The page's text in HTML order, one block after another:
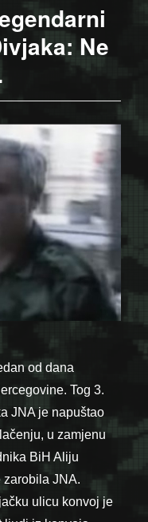
Ne
od dana
Tog 3.
JNA je napuštao
u zamjenu
BiH Aliju
zarobila JNA.
ulicu konvoj je